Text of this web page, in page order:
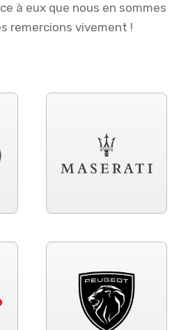
à eux que nous en sommes
remercions vivement !